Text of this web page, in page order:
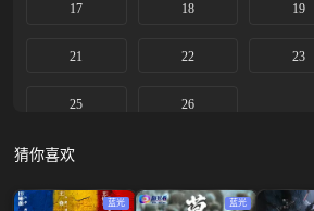
17 18 19
21 22 23
25 26
猜你喜欢
蓝光 蓝光